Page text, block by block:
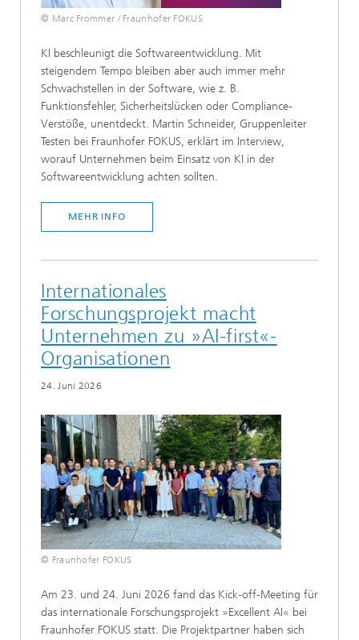
© Marc Frommer / Fraunhofer FOKUS
KI beschleunigt die Softwareentwicklung. Mit
steigendem Tempo bleiben aber auch immer mehr
Schwachstellen in der Software, wie z. B.
Funktionsfehler, Sicherheitslücken oder Compliance-
Verstöße, unentdeckt. Martin Schneider, Gruppenleiter
Testen bei Fraunhofer FOKUS, erklärt im Interview,
worauf Unternehmen beim Einsatz von KI in der
Softwareentwicklung achten sollten.
MEHR INFO
Internationales
Forschungsprojekt macht
Unternehmen zu »AI-first«-
Organisationen
24. Juni 2026
© Fraunhofer FOKUS
Am 23. und 24. Juni 2026 fand das Kick-off-Meeting für
das internationale Forschungsprojekt »Excellent AI« bei
Fraunhofer FOKUS statt. Die Projektpartner haben sich